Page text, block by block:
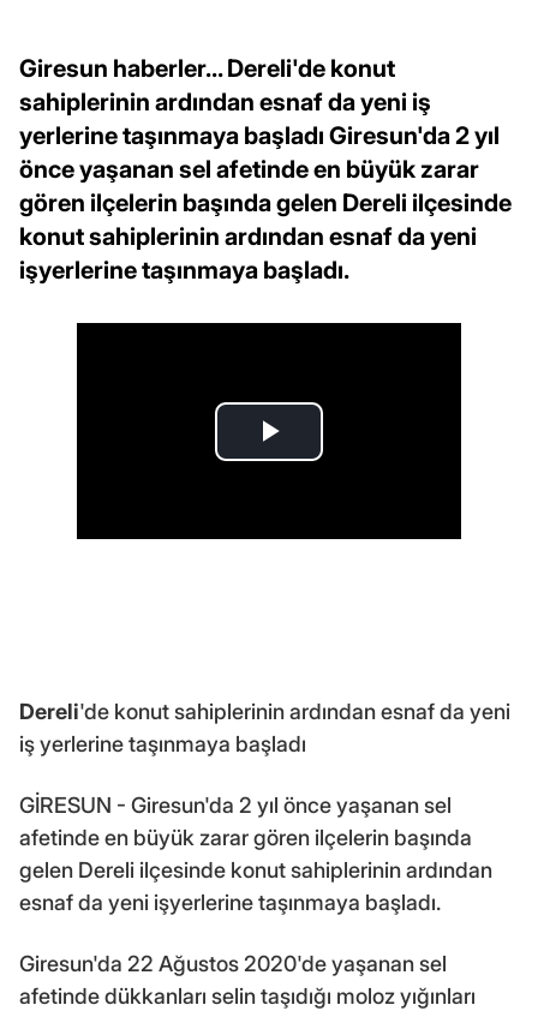
Giresun haberler... Dereli'de konut
sahiplerinin ardından esnaf da yeni iş
yerlerine taşınmaya başladı Giresun'da 2 yıl
önce yaşanan sel afetinde en büyük zarar
gören ilçelerin başında gelen Dereli ilçesinde
konut sahiplerinin ardından esnaf da yeni
işyerlerine taşınmaya başladı.
Dereli'de konut sahiplerinin ardından esnaf da yeni
iş yerlerine taşınmaya başladı
GİRESUN - Giresun'da 2 yıl önce yaşanan sel
afetinde en büyük zarar gören ilçelerin başında
gelen Dereli ilçesinde konut sahiplerinin ardından
esnaf da yeni işyerlerine taşınmaya başladı.
Giresun'da 22 Ağustos 2020'de yaşanan sel
afetinde dükkanları selin taşıdığı moloz yığınları